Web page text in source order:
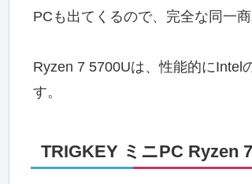
PCも出てくるので、完全な同一
Ryzen 7 5700Uは、性能的にIntel
す。
TRIGKEY ミニPC Ryzen